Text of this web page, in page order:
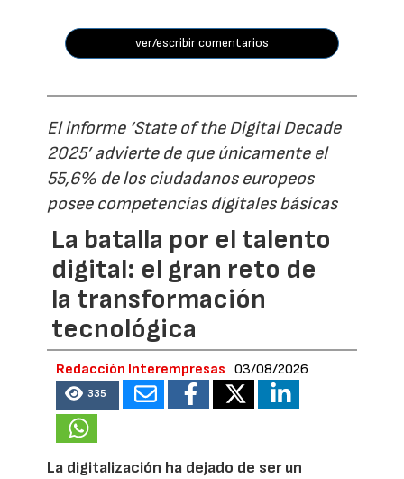
ver/escribir comentarios
El informe ‘State of the Digital Decade
2025’ advierte de que únicamente el
55,6% de los ciudadanos europeos
posee competencias digitales básicas
La batalla por el talento
digital: el gran reto de
la transformación
tecnológica
Redacción Interempresas 03/08/2026
335
La digitalización ha dejado de ser un